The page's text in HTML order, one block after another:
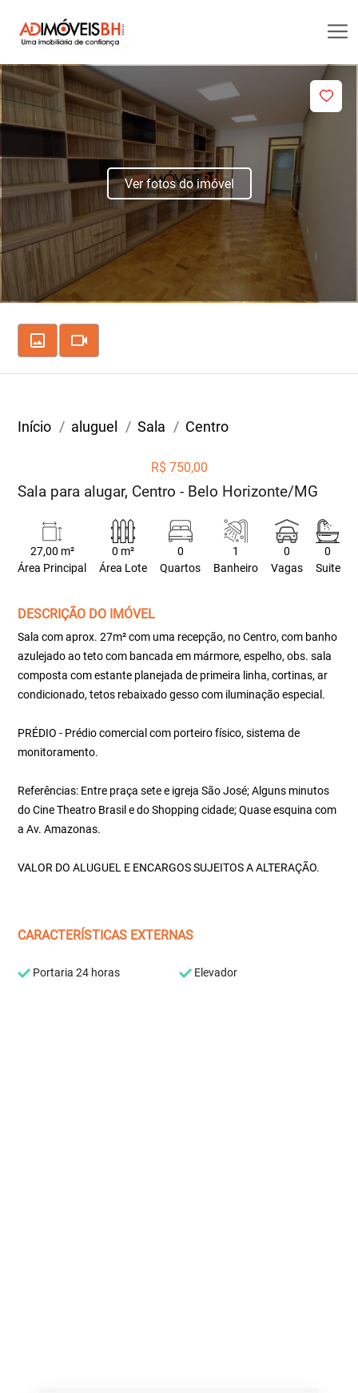
Ver fotos do imóvel
Início aluguel Sala Centro
R$ 750,00
Sala para alugar, Centro - Belo Horizonte/MG
27,00 m²
Área Principal
0 m²
Área Lote
0
Quartos
1
Banheiro
0
Vagas
0
Suite
DESCRIÇÃO DO IMÓVEL
Sala com aprox. 27m² com uma recepção, no Centro, com banho
azulejado ao teto com bancada em mármore, espelho, obs. sala
composta com estante planejada de primeira linha, cortinas, ar
condicionado, tetos rebaixado gesso com iluminação especial.
PRÉDIO - Prédio comercial com porteiro físico, sistema de
monitoramento.
Referências: Entre praça sete e igreja São José; Alguns minutos
do Cine Theatro Brasil e do Shopping cidade; Quase esquina com
a Av. Amazonas.
VALOR DO ALUGUEL E ENCARGOS SUJEITOS A ALTERAÇÃO.
CARACTERÍSTICAS EXTERNAS
Portaria 24 horas Elevador